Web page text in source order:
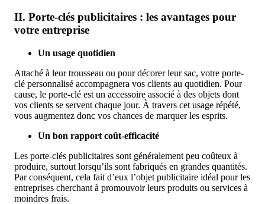
II. Porte-clés publicitaires : les avantages pour
votre entreprise
Un usage quotidien
Attaché à leur trousseau ou pour décorer leur sac, votre porte-
clé personnalisé accompagnera vos clients au quotidien. Pour
cause, le porte-clé est un accessoire associé à des objets dont
vos clients se servent chaque jour. À travers cet usage répété,
vous augmentez donc vos chances de marquer les esprits.
Un bon rapport coût-efficacité
Les porte-clés publicitaires sont généralement peu coûteux à
produire, surtout lorsqu’ils sont fabriqués en grandes quantités.
Par conséquent, cela fait d’eux l’objet publicitaire idéal pour les
entreprises cherchant à promouvoir leurs produits ou services à
moindres frais.